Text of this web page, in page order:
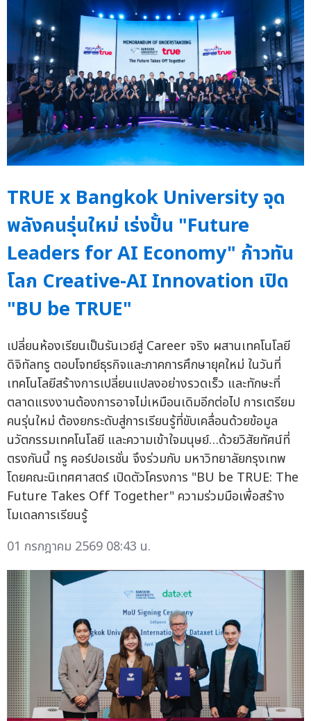
TRUE x Bangkok University จุด
พลังคนรุ่นใหม่ เร่งปั้น "Future
Leaders for AI Economy" ก้าวทัน
โลก Creative-AI Innovation เปิด
"BU be TRUE"
เปลี่ยนห้องเรียนเป็นรันเวย์สู่ Career จริง ผสานเทคโนโลยี
ดิจิทัลทรู ตอบโจทย์ธุรกิจและภาคการศึกษายุคใหม่ ในวันที่
เทคโนโลยีสร้างการเปลี่ยนแปลงอย่างรวดเร็ว และทักษะที่
ตลาดแรงงานต้องการอาจไม่เหมือนเดิมอีกต่อไป การเตรียม
คนรุ่นใหม่ ต้องยกระดับสู่การเรียนรู้ที่ขับเคลื่อนด้วยข้อมูล
นวัตกรรมเทคโนโลยี และความเข้าใจมนุษย์…ด้วยวิสัยทัศน์ที่
ตรงกันนี้ ทรู คอร์ปอเรชั่น จึงร่วมกับ มหาวิทยาลัยกรุงเทพ
โดยคณะนิเทศศาสตร์ เปิดตัวโครงการ "BU be TRUE: The
Future Takes Off Together" ความร่วมมือเพื่อสร้าง
โมเดลการเรียนรู้
01 กรกฎาคม 2569 08:43 น.